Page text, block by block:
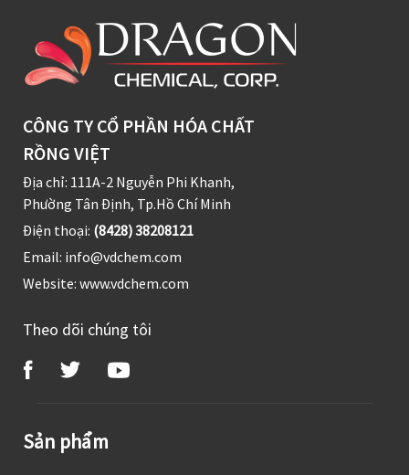
CÔNG TY CỔ PHẦN HÓA CHẤT
RỒNG VIỆT
Địa chỉ: 111A-2 Nguyễn Phi Khanh,
Phường Tân Định, Tp.Hồ Chí Minh
Điện thoại: (8428) 38208121
Email: info@vdchem.com
Website: www.vdchem.com
Theo dõi chúng tôi
Sản phẩm